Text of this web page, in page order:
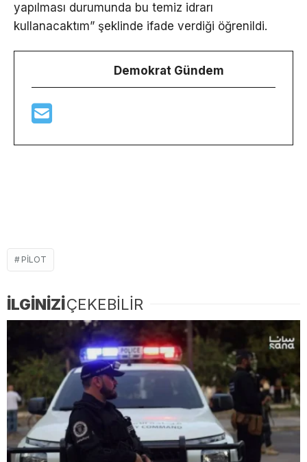
yapılması durumunda bu temiz idrarı
kullanacaktım” şeklinde ifade verdiği öğrenildi.
Demokrat Gündem
PILOT
İLGİNİZİÇEKEBİLİR